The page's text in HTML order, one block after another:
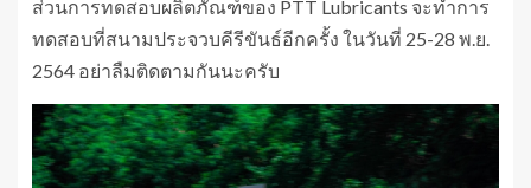
ส่วนการทดสอบผลิตภัณฑ์ของ PTT Lubricants จะทำการ
ทดสอบที่สนามประจวบคีรีขันธ์อีกครั้ง ในวันที่ 25-28 พ.ย.
2564 อย่าลืมติดตามกันนะครับ